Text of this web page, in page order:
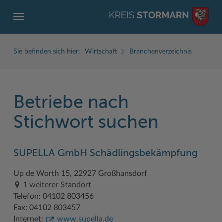
Ämter, Einrichtungen
Bürgerportal Stormarn ↗
Führerscheine
Formulare & Dokumente
Amtliche Bekanntmachungen
Ausschreibungen
Baustellen in Stormarn
Bildungskommune
Fachbereiche
Interessantes in und aus Stormarn
Kreis Stormarn Porträt
Kreiskarte
Ausbildung beim Kreis Stormarn
Der Kreis als Arbeitgeber
Ihre Bewerbung
Initiativbewerbungen Verwaltung
Beruf und Familie im Hansebelt
Branchenverzeichnis
EG-Dienstleistungsrichtlinie (EG-DLRL)
Handwerk für nachhaltiges Wirtschaften
BahnRadWege
Frei- und Hallenbäder
Herrenhäuser
Kultur
Sie befinden sich hier: Wirtschaft Branchenverzeichnis
Betriebe nach
Stichwort suchen
SUPELLA GmbH Schädlingsbekämpfung
Up de Worth 15, 22927 Großhansdorf
1 weiterer Standort
Telefon: 04102 803456
Fax: 04102 803457
Internet:
www.supella.de